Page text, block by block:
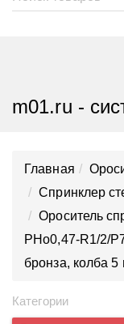
m01.ru -
Главная
Спринклер
Ороситель
PНо0,47-R1/2/
бронза, колба 5
Категории